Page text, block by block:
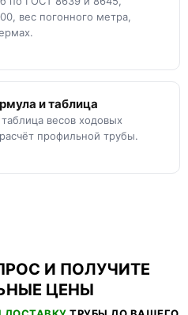
вес погонного метра,
и таблица
весов ходовых
профильной трубы.
И ПОЛУЧИТЕ
ЦЕНЫ